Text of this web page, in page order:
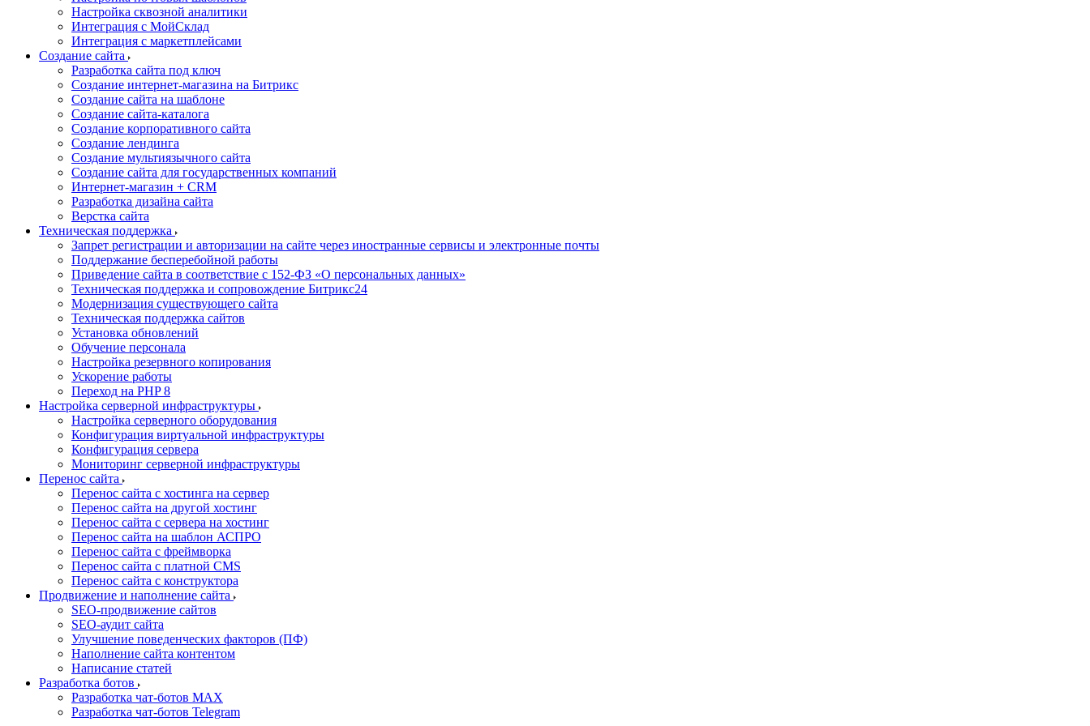
Настройка сквозной аналитики
Интеграция с МойСклад
Интеграция с маркетплейсами
Создание сайта
Разработка сайта под ключ
Создание интернет-магазина на Битрикс
Создание сайта на шаблоне
Создание сайта-каталога
Создание корпоративного сайта
Создание лендинга
Создание мультиязычного сайта
Создание сайта для государственных компаний
Интернет-магазин + CRM
Разработка дизайна сайта
Верстка сайта
Техническая поддержка
Запрет регистрации и авторизации на сайте через иностранные сервисы и электронные почты
Поддержание бесперебойной работы
Приведение сайта в соответствие с 152-ФЗ «О персональных данных»
Техническая поддержка и сопровождение Битрикс24
Модернизация существующего сайта
Техническая поддержка сайтов
Установка обновлений
Обучение персонала
Настройка резервного копирования
Ускорение работы
Переход на PHP 8
Настройка серверной инфраструктуры
Настройка серверного оборудования
Конфигурация виртуальной инфраструктуры
Конфигурация сервера
Мониторинг серверной инфраструктуры
Перенос сайта
Перенос сайта с хостинга на сервер
Перенос сайта на другой хостинг
Перенос сайта с сервера на хостинг
Перенос сайта на шаблон АСПРО
Перенос сайта с фреймворка
Перенос сайта с платной CMS
Перенос сайта с конструктора
Продвижение и наполнение сайта
SEO-продвижение сайтов
SEO-аудит сайта
Улучшение поведенческих факторов (ПФ)
Наполнение сайта контентом
Написание статей
Разработка ботов
Разработка чат-ботов MAX
Разработка чат-ботов Telegram